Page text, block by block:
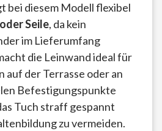
bei diesem Modell flexibel
Seile, da kein
im Lieferumfang
die Leinwand ideal für
auf der Terrasse oder an
Befestigungspunkte
Tuch straff gespannt
zu vermeiden.